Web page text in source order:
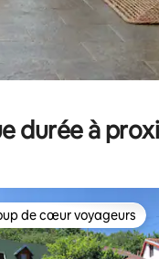
durée à
de cœur voyageurs les
de cœur voyageurs